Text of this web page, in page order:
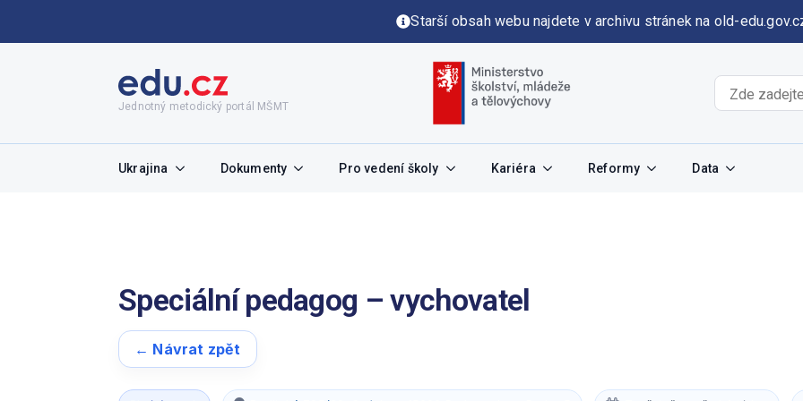
Starší obsah webu najdete v archivu stránek na old-
Jednotný metodický portál MŠMT
Ukrajina Dokumenty Pro vedení školy Kariéra Reformy Data
Speciální pedagog – vychovatel
← Návrat zpět